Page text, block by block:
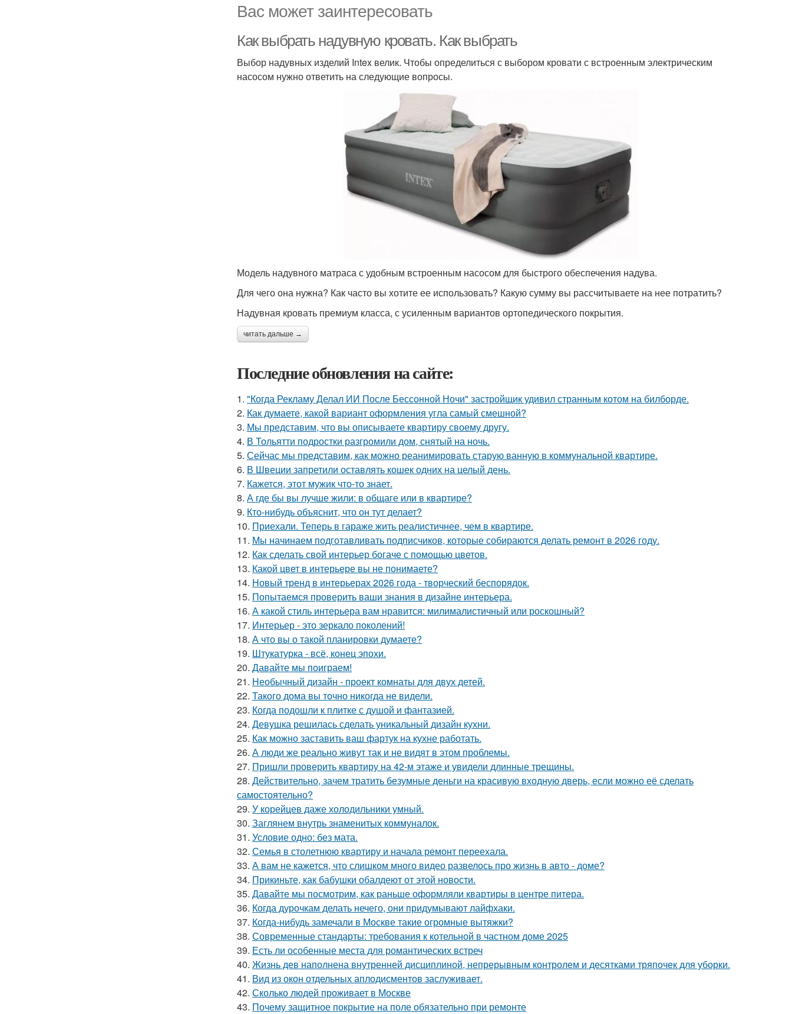
Вас может заинтересовать
Как выбрать надувную кровать. Как выбрать
Выбор надувных изделий Intex велик. Чтобы определиться с выбором кровати с встроенным электрическим
насосом нужно ответить на следующие вопросы.
Модель надувного матраса с удобным встроенным насосом для быстрого обеспечения надува.
Для чего она нужна? Как часто вы хотите ее использовать? Какую сумму вы рассчитываете на нее потратить?
Надувная кровать премиум класса, с усиленным вариантов ортопедического покрытия.
читать дальше →
Последние обновления на сайте:
1. "Когда Рекламу Делал ИИ После Бессонной Ночи" застройщик удивил странным котом на билборде.
2. Как думаете, какой вариант оформления угла самый смешной?
3. Мы представим, что вы описываете квартиру своему другу.
4. В Тольятти подростки разгромили дом, снятый на ночь.
5. Сейчас мы представим, как можно реанимировать старую ванную в коммунальной квартире.
6. В Швеции запретили оставлять кошек одних на целый день.
7. Кажется, этот мужик что-то знает.
8. А где бы вы лучше жили: в общаге или в квартире?
9. Кто-нибудь объяснит, что он тут делает?
10. Приехали. Теперь в гараже жить реалистичнее, чем в квартире.
11. Мы начинаем подготавливать подписчиков, которые собираются делать ремонт в 2026 году.
12. Как сделать свой интерьер богаче с помощью цветов.
13. Какой цвет в интерьере вы не понимаете?
14. Новый тренд в интерьерах 2026 года - творческий беспорядок.
15. Попытаемся проверить ваши знания в дизайне интерьера.
16. А какой стиль интерьера вам нравится: милималистичный или роскошный?
17. Интерьер - это зеркало поколений!
18. А что вы о такой планировки думаете?
19. Штукатурка - всё, конец эпохи.
20. Давайте мы поиграем!
21. Необычный дизайн - проект комнаты для двух детей.
22. Такого дома вы точно никогда не видели.
23. Когда подошли к плитке с душой и фантазией.
24. Девушка решилась сделать уникальный дизайн кухни.
25. Как можно заставить ваш фартук на кухне работать.
26. А люди же реально живут так и не видят в этом проблемы.
27. Пришли проверить квартиру на 42-м этаже и увидели длинные трещины.
28. Действительно, зачем тратить безумные деньги на красивую входную дверь, если можно её сделать
самостоятельно?
29. У корейцев даже холодильники умный.
30. Заглянем внутрь знаменитых коммуналок.
31. Условие одно: без мата.
32. Семья в столетнюю квартиру и начала ремонт переехала.
33. А вам не кажется, что слишком много видео развелось про жизнь в авто - доме?
34. Прикиньте, как бабушки обалдеют от этой новости.
35. Давайте мы посмотрим, как раньше оформляли квартиры в центре питера.
36. Когда дурочкам делать нечего, они придумывают лайфхаки.
37. Когда-нибудь замечали в Москве такие огромные вытяжки?
38. Современные стандарты: требования к котельной в частном доме 2025
39. Есть ли особенные места для романтических встреч
40. Жизнь дев наполнена внутренней дисциплиной, непрерывным контролем и десятками тряпочек для уборки.
41. Вид из окон отдельных аплодисментов заслуживает.
42. Сколько людей проживает в Москве
43. Почему защитное покрытие на поле обязательно при ремонте